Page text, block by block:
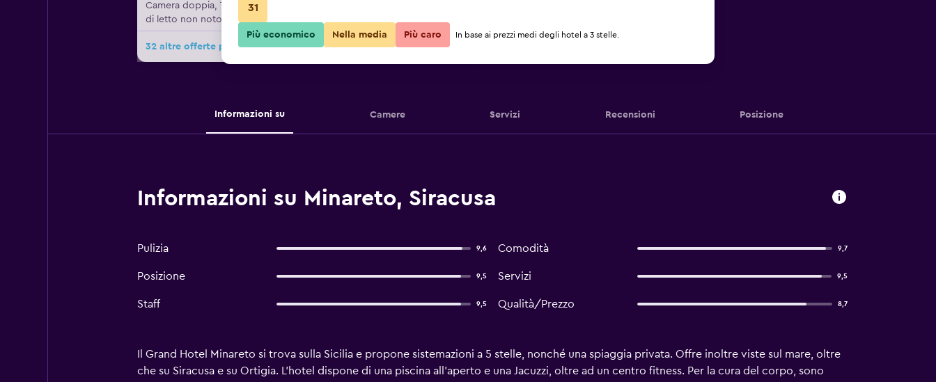
Camera doppia, Tipo
di letto non noto
32 altre offerte per Minareto
Informazioni su Camere Servizi Recensioni Posizione
Informazioni su Minareto, Siracusa
Pulizia 9,6 Comodità 9,7
Posizione 9,5 Servizi 9,5
Staff 9,5 Qualità/Prezzo 8,7
Il Grand Hotel Minareto si trova sulla Sicilia e propone sistemazioni a 5 stelle, nonché una spiaggia privata. Offre inoltre viste sul mare, oltre
che su Siracusa e su Ortigia. L'hotel dispone di una piscina all'aperto e una Jacuzzi, oltre ad un centro fitness. Per la cura del corpo, sono
31
Più economico Nella media Più caro In base ai prezzi medi degli hotel a 3 stelle.